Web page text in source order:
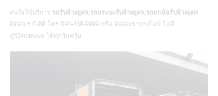
สนใจใช้บริการ รถรับจ้างอุดร,รถกระบะรับจ้างอุดร,รถหกล้อรับจ้างอุดร
ติดต่อเราได้ที่ โทร.094-438-9999 หรือ ติดต่อเราทางไลน์ ไอดี
@Dinomove ได้ทุกวันครับ